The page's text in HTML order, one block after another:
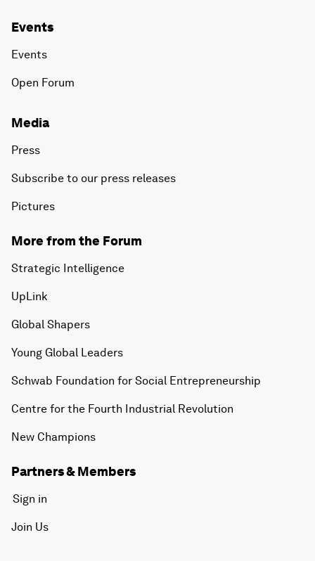
Events
Events
Open Forum
Media
Press
Subscribe to our press releases
Pictures
More from the Forum
Strategic Intelligence
UpLink
Global Shapers
Young Global Leaders
Schwab Foundation for Social Entrepreneurship
Centre for the Fourth Industrial Revolution
New Champions
Partners & Members
Sign in
Join Us